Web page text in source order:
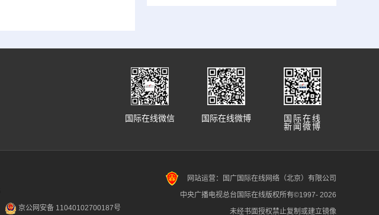
国际在线
新闻微博
国际在线微博
国际在线微信
京公网安备 11040102700187号
网站运营：国广国际在线网络（北京）有限公司
中央广播电视总台国际在线版权所有©1997- 2026
未经书面授权禁止复制或建立镜像